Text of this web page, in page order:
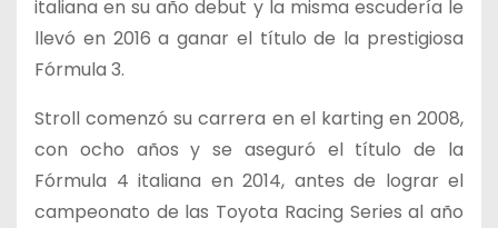
italiana en su año debut y la misma escudería le
llevó en 2016 a ganar el título de la prestigiosa
Fórmula 3.
Stroll comenzó su carrera en el karting en 2008,
con ocho años y se aseguró el título de la
Fórmula 4 italiana en 2014, antes de lograr el
campeonato de las Toyota Racing Series al año